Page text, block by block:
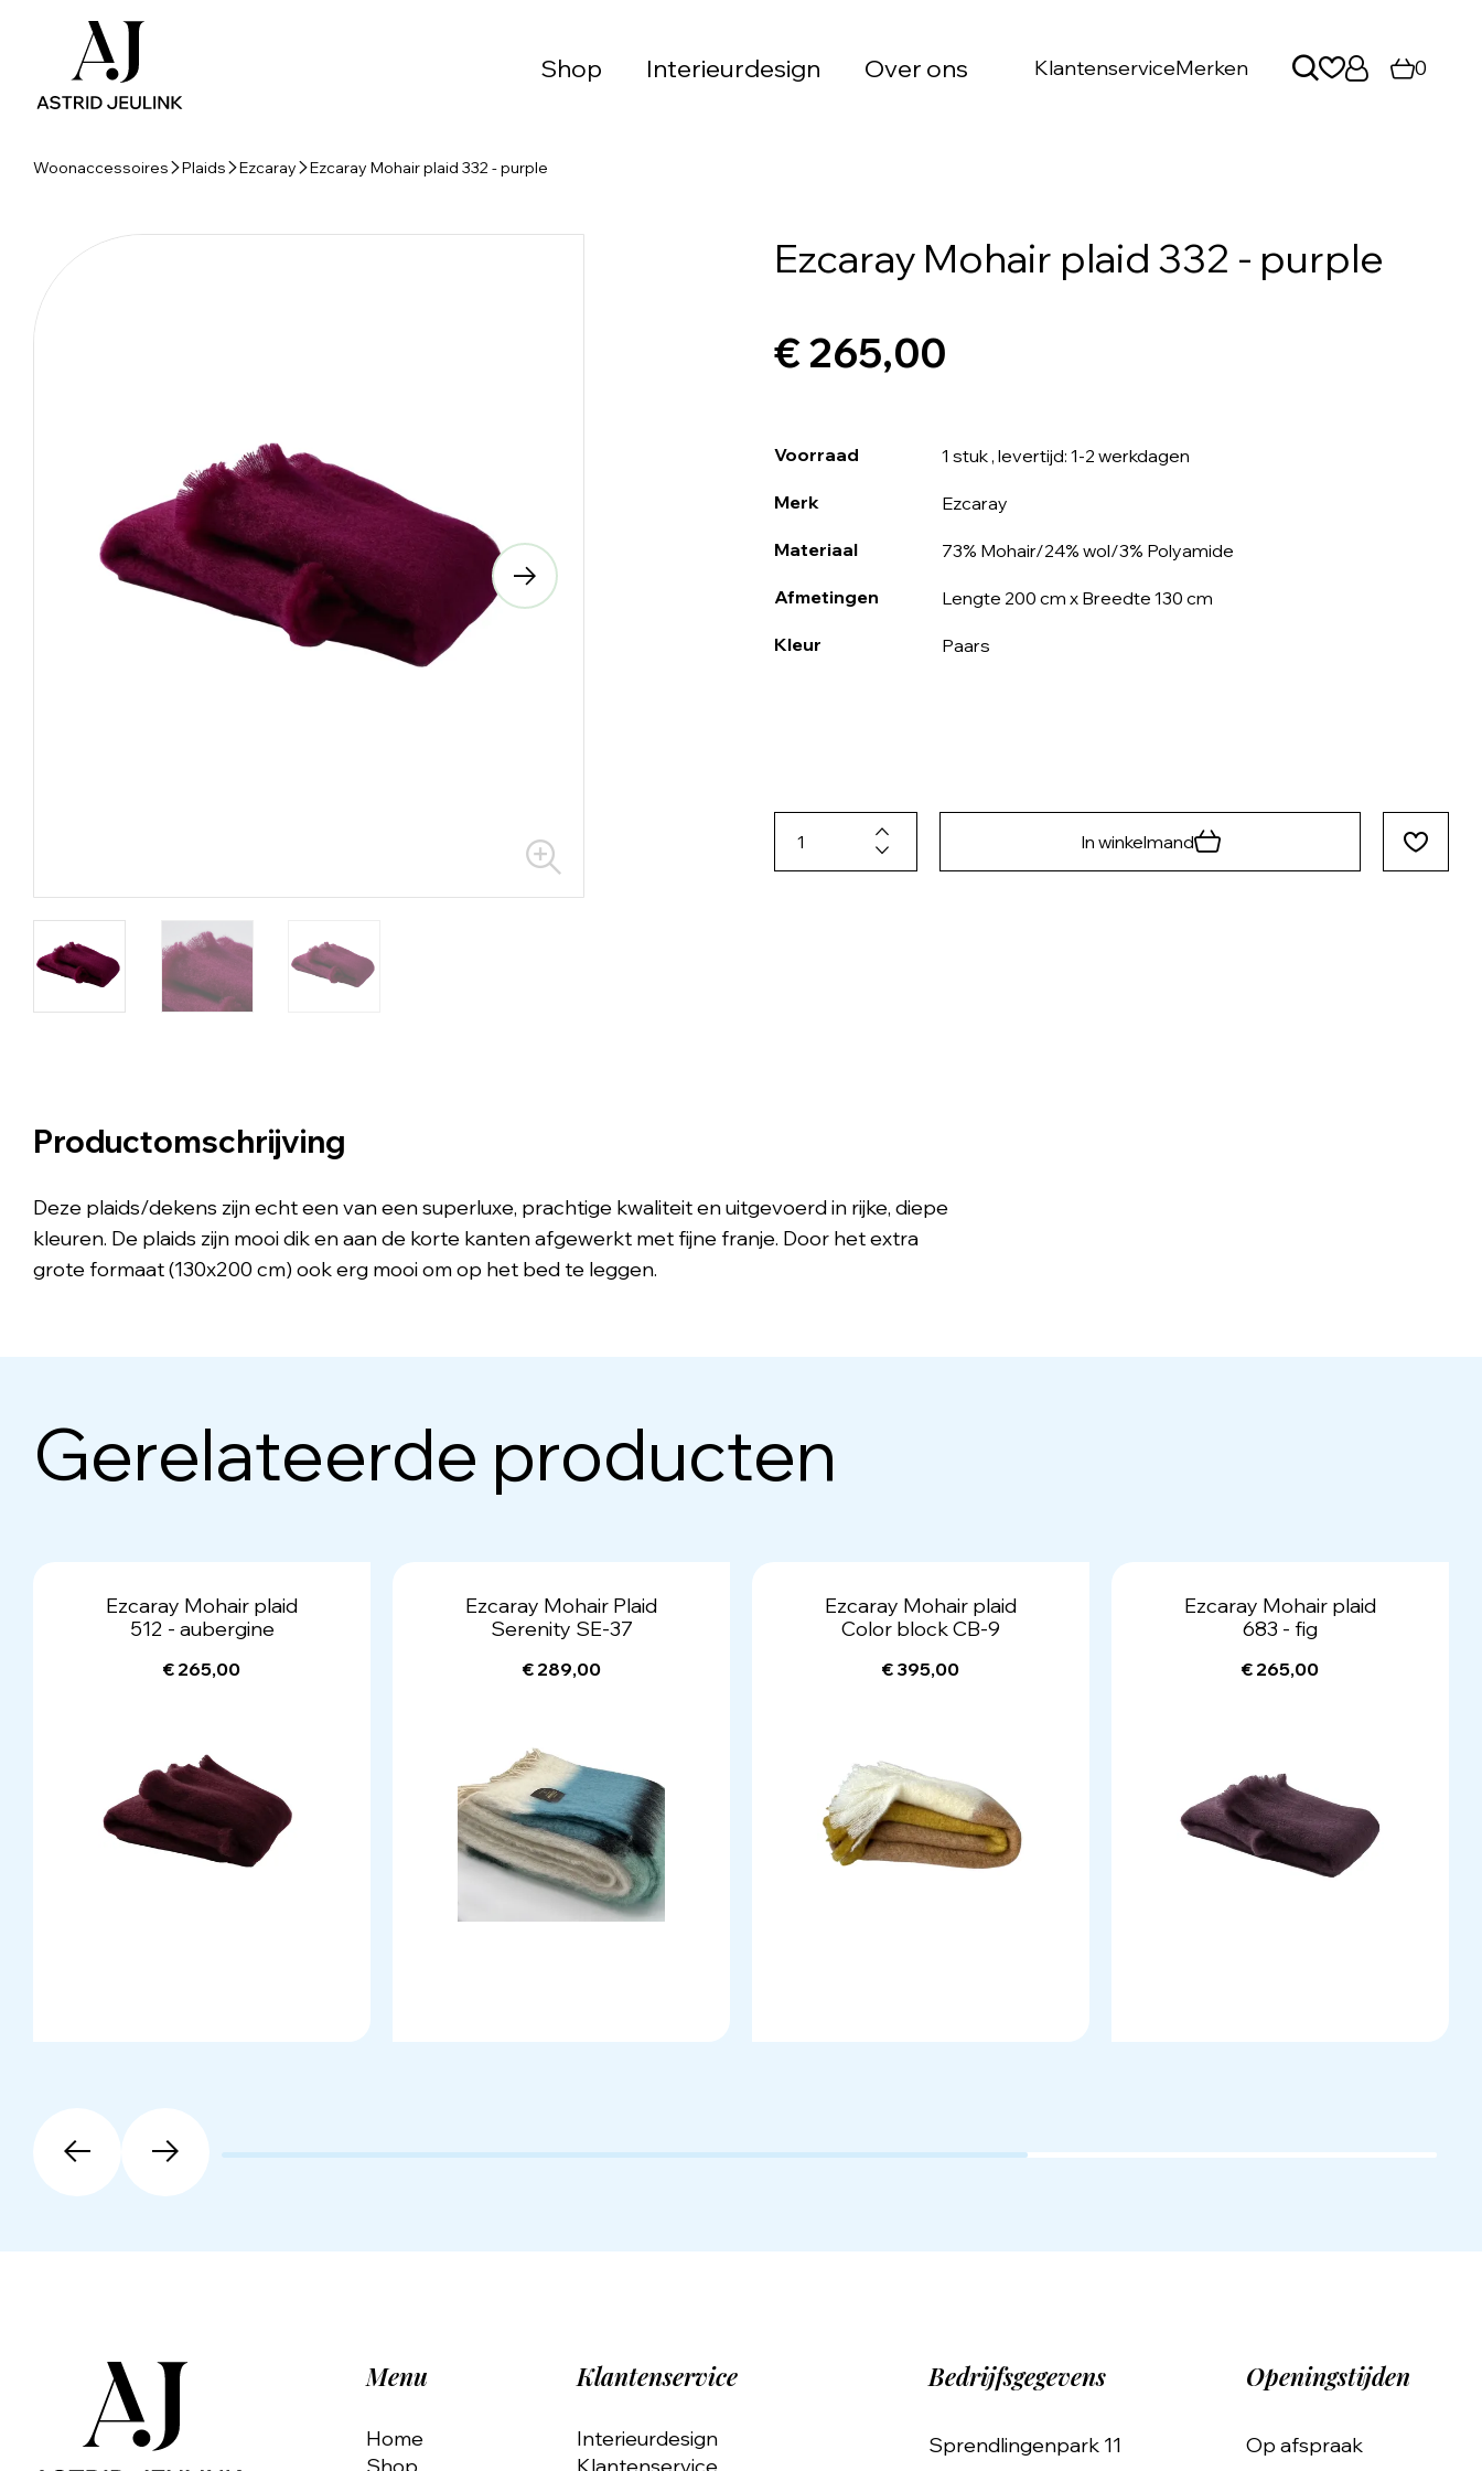
Shop Interieurdesign Over ons KlantenserviceMerken 0
Woonaccessoires Plaids Ezcaray Ezcaray Mohair plaid 332 - purple
Ezcaray Mohair plaid 332 - purple
€ 265,00
Voorraad 1 stuk, levertijd: 1-2 werkdagen
Merk Ezcaray
Materiaal 73% Mohair/24% wol/3% Polyamide
Afmetingen Lengte 200 cm x Breedte 130 cm
Kleur Paars
In winkelmand
Productomschrijving
Deze plaids/dekens zijn echt een van een superluxe, prachtige kwaliteit en uitgevoerd in rijke, diepe
kleuren. De plaids zijn mooi dik en aan de korte kanten afgewerkt met fijne franje. Door het extra
grote formaat (130x200 cm) ook erg mooi om op het bed te leggen.
Gerelateerde producten
Ezcaray Mohair plaid
512 - aubergine
€ 265,00
Ezcaray Mohair Plaid
Serenity SE-37
€ 289,00
Ezcaray Mohair plaid
Color block CB-9
€ 395,00
Ezcaray Mohair plaid
683 - fig
€ 265,00
Menu
Home
Klantenservice
Interieurdesign
Bedrijfsgegevens
Sprendlingenpark 11
Openingstijden
Op afspraak